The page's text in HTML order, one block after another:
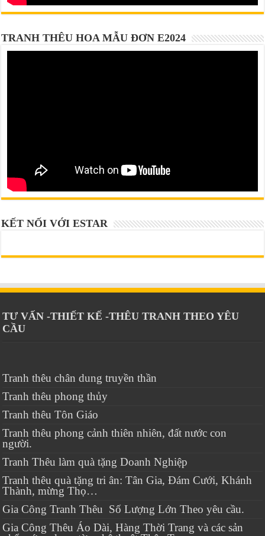
TRANH THÊU HOA MẪU ĐƠN E2024
KẾT NỐI VỚI ESTAR
TƯ VẤN -THIẾT KẾ -THÊU TRANH THEO YÊU
CẦU
Tranh thêu chân dung truyền thần
Tranh thêu phong thủy
Tranh thêu Tôn Giáo
Tranh thêu phong cảnh thiên nhiên, đất nước con
người.
Tranh Thêu làm quà tặng Doanh Nghiệp
Tranh thêu quà tặng tri ân: Tân Gia, Đám Cưới, Khánh
Thành, mừng Thọ…
Gia Công Tranh Thêu Số Lượng Lớn Theo yêu cầu.
Gia Công Thêu Áo Dài, Hàng Thời Trang và các sản